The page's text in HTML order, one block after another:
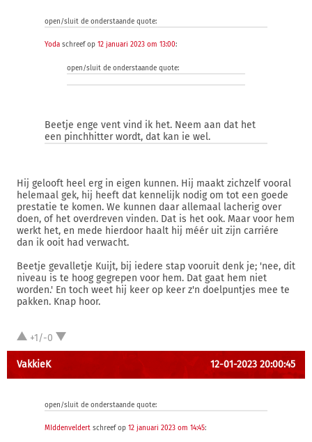
open/sluit de onderstaande quote:
Yoda schreef op 12 januari 2023 om 13:00:
open/sluit de onderstaande quote:
Beetje enge vent vind ik het. Neem aan dat het
een pinchhitter wordt, dat kan ie wel.
Hij gelooft heel erg in eigen kunnen. Hij maakt zichzelf vooral
helemaal gek, hij heeft dat kennelijk nodig om tot een goede
prestatie te komen. We kunnen daar allemaal lacherig over
doen, of het overdreven vinden. Dat is het ook. Maar voor hem
werkt het, en mede hierdoor haalt hij méér uit zijn carriére
dan ik ooit had verwacht.
Beetje gevalletje Kuijt, bij iedere stap vooruit denk je; 'nee, dit
niveau is te hoog gegrepen voor hem. Dat gaat hem niet
worden.' En toch weet hij keer op keer z'n doelpuntjes mee te
pakken. Knap hoor.
+1/-0
VakkieK 12-01-2023 20:00:45
open/sluit de onderstaande quote:
MIddenveldert schreef op 12 januari 2023 om 14:45: